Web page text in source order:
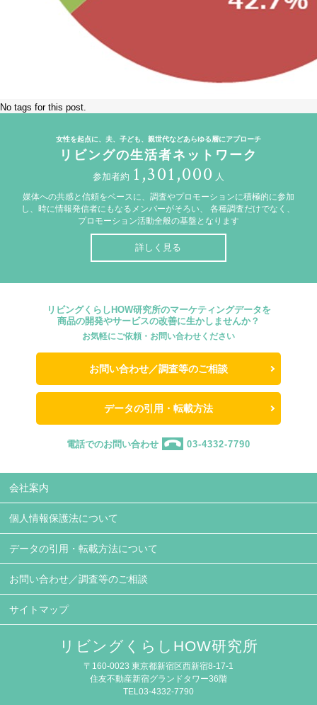
No tags for this post.
女性を起点に、夫、子ども、親世代などあらゆる層にアプローチ
リビングの生活者ネットワーク
参加者約 1,301,000 人
媒体への共感と信頼をベースに、調査やプロモーションに積極的に参加
し、時に情報発信者にもなるメンバーがそろい、
各種調査だけでなく、
プロモーション活動全般の基盤となります
詳しく見る
リビングくらしHOW研究所のマーケティングデータを
商品の開発やサービスの改善に生かしませんか？
お気軽にご依頼・お問い合わせください
お問い合わせ／調査等のご相談
データの引用・転載方法
電話でのお問い合わせ 03-4332-7790
会社案内
個人情報保護法について
データの引用・転載方法について
お問い合わせ／調査等のご相談
サイトマップ
リビングくらしHOW研究所
〒160-0023 東京都新宿区西新宿8-17-1
住友不動産新宿グランドタワー36階
TEL03-4332-7790